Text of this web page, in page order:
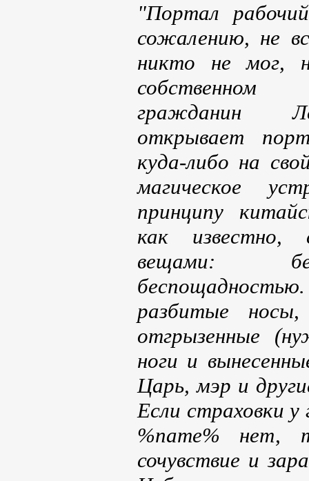
"Портал
сожалению, не
никто не мог,
собственном
гражданин
открывает
куда-либо на
магическое
принципу
как известно,
вещами:
разбитые носы,
отгрызенные
ноги и
Царь, мэр и
Если страховки
%name% нет,
сочувствие и